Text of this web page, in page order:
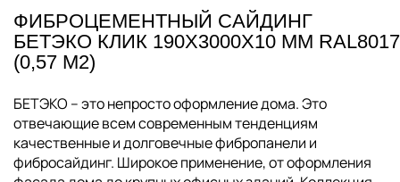
ФИБРОЦЕМЕНТНЫЙ САЙДИНГ
БЕТЭКО КЛИК 190Х3000Х10 ММ
(0,57 М2)
БЕТЭКО – это непросто оформление дома. Это
отвечающие всем современным тенденциям
качественные и долговечные фибропанели и
фибросайдинг. Широкое применение, от оформления